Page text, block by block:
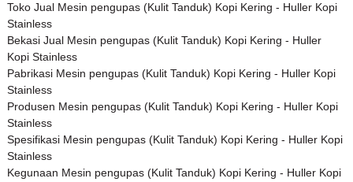
Toko Jual Mesin pengupas (Kulit Tanduk) Kopi Kering - Huller Kopi
Stainless
Bekasi Jual Mesin pengupas (Kulit Tanduk) Kopi Kering - Huller
Kopi Stainless
Pabrikasi Mesin pengupas (Kulit Tanduk) Kopi Kering - Huller Kopi
Stainless
Produsen Mesin pengupas (Kulit Tanduk) Kopi Kering - Huller Kopi
Stainless
Spesifikasi Mesin pengupas (Kulit Tanduk) Kopi Kering - Huller Kopi
Stainless
Kegunaan Mesin pengupas (Kulit Tanduk) Kopi Kering - Huller Kopi